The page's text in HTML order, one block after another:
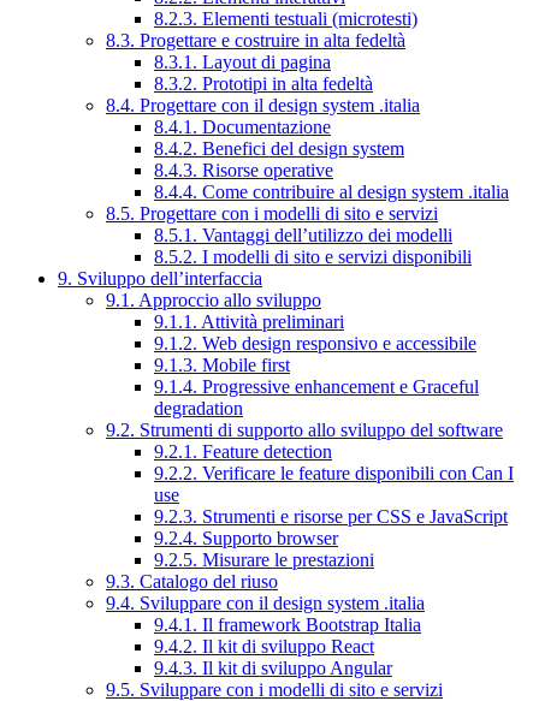
8.2.3. Elementi testuali (microtesti)
8.3. Progettare e costruire in alta fedeltà
8.3.1. Layout di pagina
8.3.2. Prototipi in alta fedeltà
8.4. Progettare con il design system .italia
8.4.1. Documentazione
8.4.2. Benefici del design system
8.4.3. Risorse operative
8.4.4. Come contribuire al design system .italia
8.5. Progettare con i modelli di sito e servizi
8.5.1. Vantaggi dell’utilizzo dei modelli
8.5.2. I modelli di sito e servizi disponibili
9. Sviluppo dell’interfaccia
9.1. Approccio allo sviluppo
9.1.1. Attività preliminari
9.1.2. Web design responsivo e accessibile
9.1.3. Mobile first
9.1.4. Progressive enhancement e Graceful
degradation
9.2. Strumenti di supporto allo sviluppo del software
9.2.1. Feature detection
9.2.2. Verificare le feature disponibili con Can I
use
9.2.3. Strumenti e risorse per CSS e JavaScript
9.2.4. Supporto browser
9.2.5. Misurare le prestazioni
9.3. Catalogo del riuso
9.4. Sviluppare con il design system .italia
9.4.1. Il framework Bootstrap Italia
9.4.2. Il kit di sviluppo React
9.4.3. Il kit di sviluppo Angular
9.5. Sviluppare con i modelli di sito e servizi